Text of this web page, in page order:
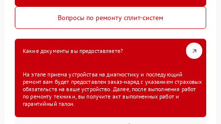
Вопросы по ремонту сплит-систем
Какие документы вы предоставляете?
На этапе приема устройства на диагностику и последующий
ремонт вам будет предоставлен заказ-наряд с указанием страховых
обязательств на ваше устройство. Далее, после выполнения работ
по ремонту техники, вы получите акт выполненных работ и
гарантийный талон.